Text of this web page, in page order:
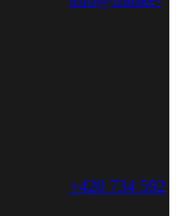
+420 734 592